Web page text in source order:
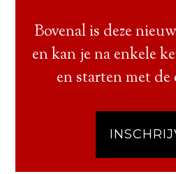
Bovenal is deze
en kan je na enkele
en starten met de